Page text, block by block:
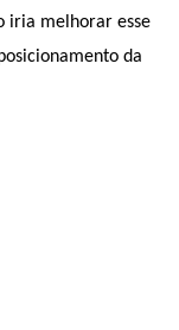
iria melhorar esse
da